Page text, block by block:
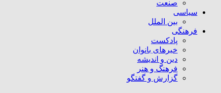
صنعت
سیاسی
بین الملل
فرهنگی
پادکست
خبرهای بانوان
دین و اندیشه
فرهنگ و هنر
گزارش و گفتگو